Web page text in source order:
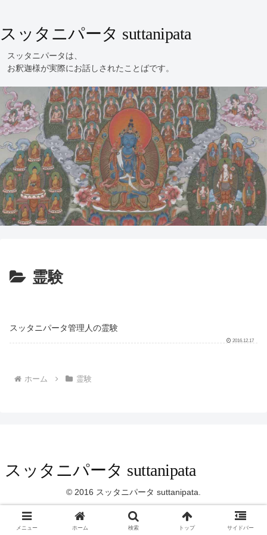
スッタニパータ suttanipata
霊験
スッタニパータ管理人の霊験
2016.12.17
ホーム 霊験
スッタニパータ suttanipata
© 2016 スッタニパータ suttanipata.
メニュー ホーム 検索 トップ サイドバー